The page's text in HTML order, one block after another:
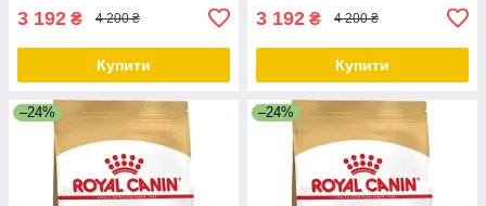
3 192 ₴ 4 200 ₴
Купити
3 192 ₴ 4 200 ₴
Купити
–24% –24%